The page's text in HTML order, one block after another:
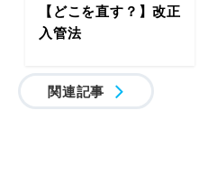
【どこを直す？】改正
入管法
関連記事